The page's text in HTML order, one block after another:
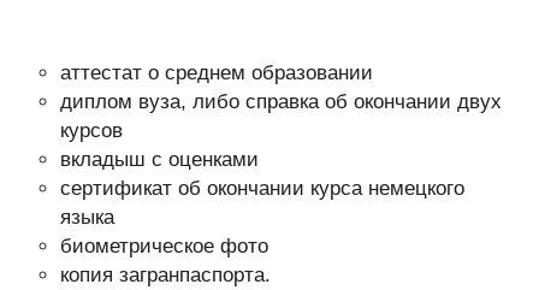
аттестат о среднем образовании
диплом вуза, либо справка об окончании двух
курсов
вкладыш с оценками
сертификат об окончании курса немецкого
языка
биометрическое фото
копия загранпаспорта.